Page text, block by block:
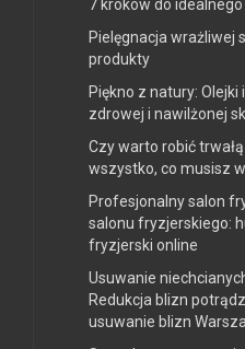
7 kroków do
Pielęgnacja wrażliwej
produkty
Piękno z natury: Olejki
zdrowej i nawilżonej
Czy warto robić
wszystko, co musisz
Profesjonalny salon
salonu fryzjerskiego:
fryzjerski online
Usuwanie
Redukcja blizn
usuwanie blizn